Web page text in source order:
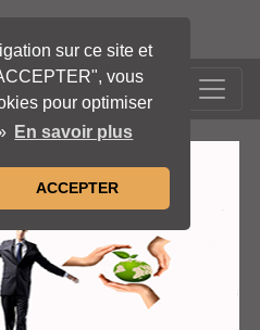
sur ce site et
vous
pour optimiser
En savoir plus
ACCEPTER